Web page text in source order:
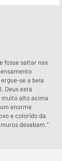
fosse saltar nas
se a bela
Deus está
muito alto acima
enorme
e colorido da
desabam.”